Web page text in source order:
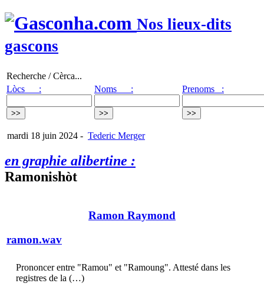
Nos lieux-dits
gascons
Recherche / Cèrca...
Lòcs :
Noms : Prenoms :
mardi 18 juin 2024 - Tederic Merger
en graphie alibertine :
Ramonishòt
Ramon Raymond
ramon.wav
Prononcer entre "Ramou" et "Ramoung". Attesté dans les
registres de la (…)